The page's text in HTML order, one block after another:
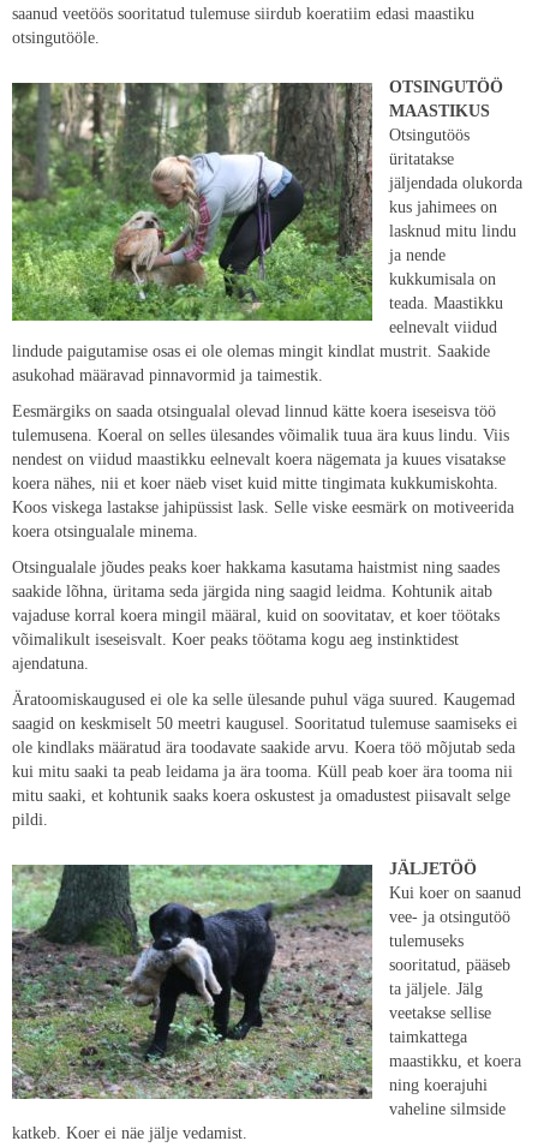
saanud veetöös sooritatud tulemuse siirdub koeratiim edasi maastiku
otsingutööle.
OTSINGUTÖÖ
MAASTIKUS
Otsingutöös
üritatakse
jäljendada olukorda
kus jahimees on
lasknud mitu lindu
ja nende
kukkumisala on
teada. Maastikku
eelnevalt viidud
lindude paigutamise osas ei ole olemas mingit kindlat mustrit. Saakide
asukohad määravad pinnavormid ja taimestik.
Eesmärgiks on saada otsingualal olevad linnud kätte koera iseseisva töö
tulemusena. Koeral on selles ülesandes võimalik tuua ära kuus lindu. Viis
nendest on viidud maastikku eelnevalt koera nägemata ja kuues visatakse
koera nähes, nii et koer näeb viset kuid mitte tingimata kukkumiskohta.
Koos viskega lastakse jahipüssist lask. Selle viske eesmärk on motiveerida
koera otsingualale minema.
Otsingualale jõudes peaks koer hakkama kasutama haistmist ning saades
saakide lõhna, üritama seda järgida ning saagid leidma. Kohtunik aitab
vajaduse korral koera mingil määral, kuid on soovitatav, et koer töötaks
võimalikult iseseisvalt. Koer peaks töötama kogu aeg instinktidest
ajendatuna.
Äratoomiskaugused ei ole ka selle ülesande puhul väga suured. Kaugemad
saagid on keskmiselt 50 meetri kaugusel. Sooritatud tulemuse saamiseks ei
ole kindlaks määratud ära toodavate saakide arvu. Koera töö mõjutab seda
kui mitu saaki ta peab leidama ja ära tooma. Küll peab koer ära tooma nii
mitu saaki, et kohtunik saaks koera oskustest ja omadustest piisavalt selge
pildi.
JÄLJETÖÖ
Kui koer on saanud
vee- ja otsingutöö
tulemuseks
sooritatud, pääseb
ta jäljele. Jälg
veetakse sellise
taimkattega
maastikku, et koera
ning koerajuhi
vaheline silmside
katkeb. Koer ei näe jälje vedamist.